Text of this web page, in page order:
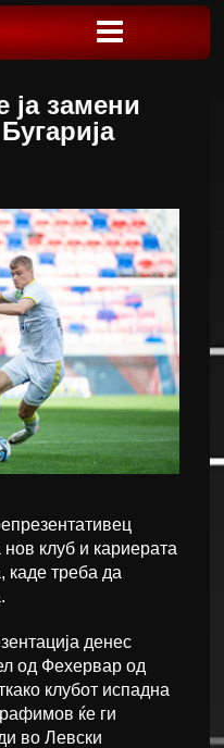
замени
клуб и кариерата
каде треба да
денес
од Фехервар од
клубот испадна
ќе ги
во Левски